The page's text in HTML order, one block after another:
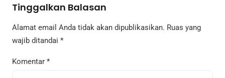
Tinggalkan Balasan
Alamat email Anda tidak akan dipublikasikan. Ruas yang
wajib ditandai *
Komentar *